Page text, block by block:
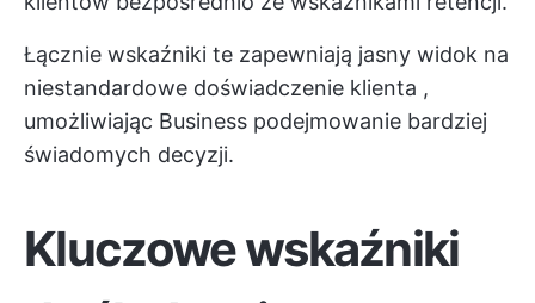
Łącznie wskaźniki te zapewniają jasny widok na
niestandardowe doświadczenie klienta ,
umożliwiając Business podejmowanie bardziej
świadomych decyzji.
Kluczowe wskaźniki